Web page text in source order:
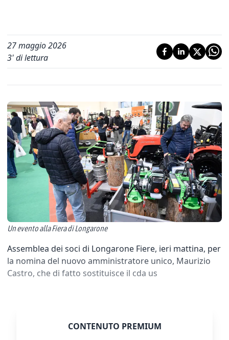
27 maggio 2026
3' di lettura
Un evento alla Fiera di Longarone
Assemblea dei soci di Longarone Fiere, ieri mattina, per
la nomina del nuovo amministratore unico, Maurizio
Castro, che di fatto sostituisce il cda us
CONTENUTO PREMIUM